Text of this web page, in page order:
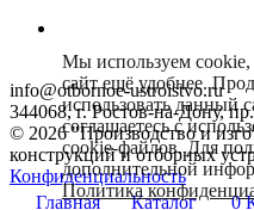
info@otbornoe-ustroistvo.ru
344068, г. Ростов-на-Дону,
© 2026 "Производство и
конструкций и отборных
Конфиденциальность
Главная
Каталог 0
Мы используем cookie,
сайт ещё удобнее.
использовать данный
соглашаетесь с
cookie-файлов. Для
дополнительной
Политика